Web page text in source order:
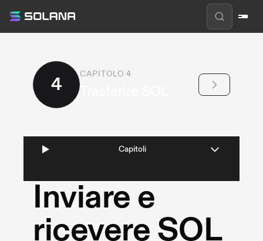
4
CAPITOLO CORRENTE
CAPITOLO 4
Capitoli
Inviare e
ricevere SOL